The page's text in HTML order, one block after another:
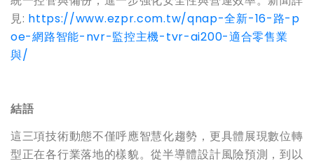
見: https://www.ezpr.com.tw/qnap-全新-16-路-p
oe-網路智能-nvr-監控主機-tvr-ai200-適合零售業
與/
結語
這三項技術動態不僅呼應智慧化趨勢，更具體展現數位轉
型正在各行業落地的樣貌。從半導體設計風險預測，到以